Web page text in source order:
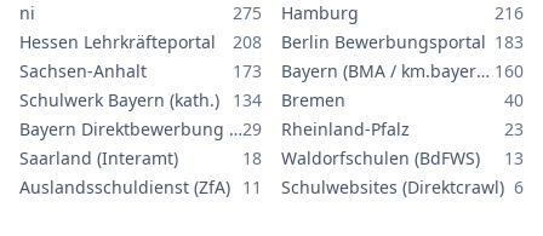
ni
275 Hamburg
216
Hessen Lehrkräfteportal
208 Berlin Bewerbungsportal 183
Sachsen-Anhalt
173 Bayern (BMA / km.bayern.de) 160
Schulwerk Bayern (kath.)
134 Bremen
40
Bayern Direktbewerbung GS/MS29 Rheinland-Pfalz
23
Saarland (Interamt)
18 Waldorfschulen (BdFWS)
13
Auslandsschuldienst (ZfA) 11 Schulwebsites (Direktcrawl) 6